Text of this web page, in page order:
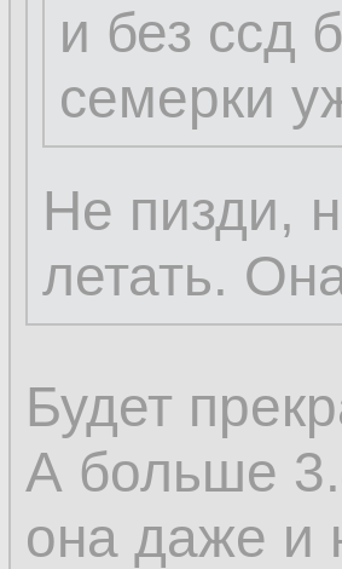
и без ссд
семерки
Не пизди,
летать.
Будет
А больше
она даже и